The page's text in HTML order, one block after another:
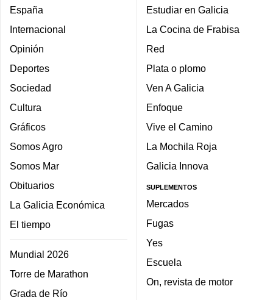
España
Internacional
Opinión
Deportes
Sociedad
Cultura
Gráficos
Somos Agro
Somos Mar
Obituarios
La Galicia Económica
El tiempo
Mundial 2026
Torre de Marathon
Grada de Río
Estudiar en Galicia
La Cocina de Frabisa
Red
Plata o plomo
Ven A Galicia
Enfoque
Vive el Camino
La Mochila Roja
Galicia Innova
SUPLEMENTOS
Mercados
Fugas
Yes
Escuela
On, revista de motor